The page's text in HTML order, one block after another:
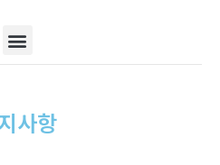
사항